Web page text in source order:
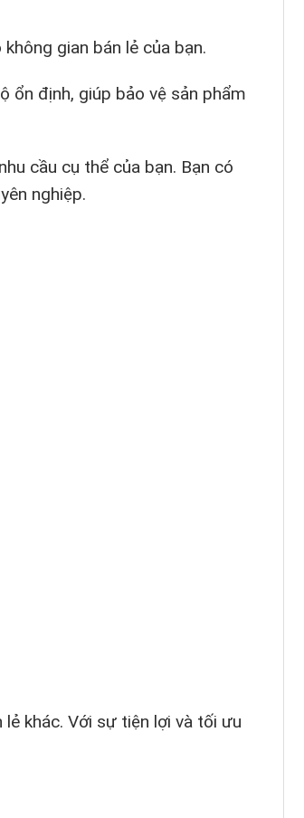
gian bán lẻ của bạn.
ổn định, giúp bảo vệ sản phẩm
cầu cụ thể của bạn. Bạn có
nghiệp.
khác. Với sự tiện lợi và tối ưu